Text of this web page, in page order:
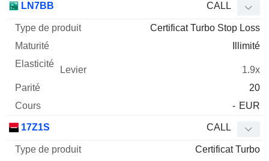
LN7BB CALL
Certificat Turbo Stop Loss
Illimité
1.9x
20
- EUR
17Z1S CALL
Certificat Turbo